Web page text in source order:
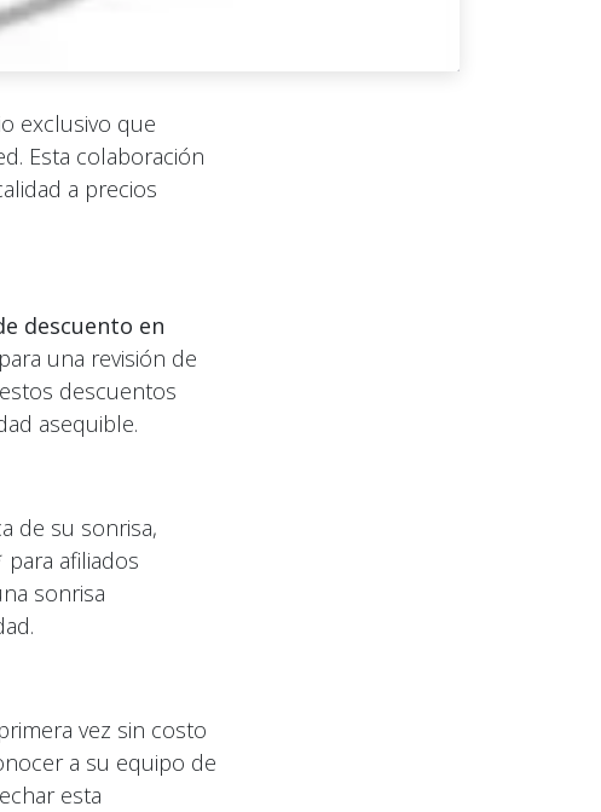
exclusivo que
Esta colaboración
a precios
descuento en
una revisión de
descuentos
asequible.
de su sonrisa,
afiliados
sonrisa
vez sin costo
a su equipo de
esta